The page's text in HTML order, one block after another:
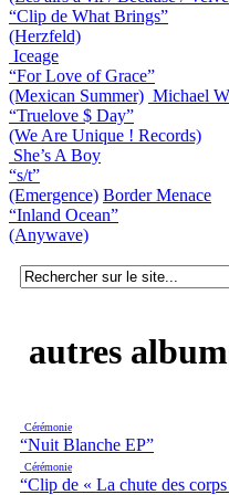
“Clip de What Brings”
(Herzfeld)
Iceage
“For Love of Grace”
(Mexican Summer) Michael
“Truelove $ Day”
(We Are Unique ! Records)
She’s A Boy
“s/t”
(Emergence) Border Menace
“Inland Ocean”
(Anywave)
autres
Cérémonie
“Nuit Blanche EP”
Cérémonie
“Clip de « La chute des